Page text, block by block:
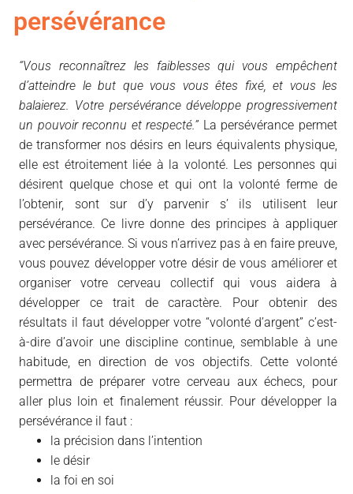
persévérance
“Vous reconnaîtrez les faiblesses qui vous empêchent
d’atteindre le but que vous vous êtes fixé, et vous les
balaierez. Votre persévérance développe progressivement
un pouvoir reconnu et respecté.”La persévérance permet
de transformer nos désirs en leurs équivalents physique,
elle est étroitement liée à la volonté. Les personnes qui
désirent quelque chose et qui ont la volonté ferme de
l’obtenir, sont sur d’y parvenir s’ ils utilisent leur
persévérance. Ce livre donne des principes à appliquer
avec persévérance. Si vous n’arrivez pas à en faire preuve,
vous pouvez développer votre désir de vous améliorer et
organiser votre cerveau collectif qui vous aidera à
développer ce trait de caractère. Pour obtenir des
résultats il faut développer votre “volonté d’argent” c’est-
à-dire d’avoir une discipline continue, semblable à une
habitude, en direction de vos objectifs. Cette volonté
permettra de préparer votre cerveau aux échecs, pour
aller plus loin et finalement réussir. Pour développer la
persévérance il faut :
la précision dans l’intention
le désir
la foi en soi